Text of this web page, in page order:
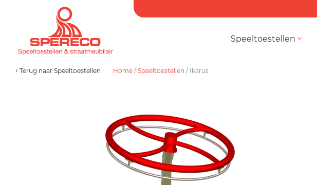
Speeltoestellen
Terug naar Speeltoestellen Home / Speeltoestellen / Ikarus